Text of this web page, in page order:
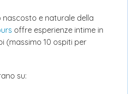
nascosto e naturale della
offre esperienze intime in
(massimo 10 ospiti per
su: